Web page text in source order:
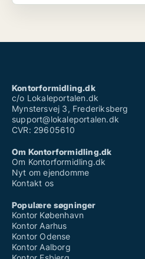
Kontorformidling.dk
c/o Lokaleportalen.dk
Mynstersvej 3, Frederiksberg
support@lokaleportalen.dk
CVR: 29605610
Om Kontorformidling.dk
Om Kontorformidling.dk
Nyt om ejendomme
Kontakt os
Populære søgninger
Kontor København
Kontor Aarhus
Kontor Odense
Kontor Aalborg